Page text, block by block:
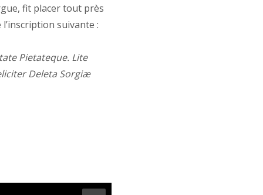
fit placer tout près
suivante :
Pietateque. Lite
Deleta Sorgiæ